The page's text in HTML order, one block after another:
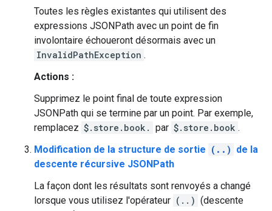
Toutes les règles existantes qui utilisent des
expressions JSONPath avec un point de fin
involontaire échoueront désormais avec un
InvalidPathException .
Actions :
Supprimez le point final de toute expression
JSONPath qui se termine par un point. Par exemple,
remplacez $.store.book. par $.store.book .
Modification de la structure de sortie (..) de la
descente récursive JSONPath
La façon dont les résultats sont renvoyés a changé
lorsque vous utilisez l'opérateur (..) (descente